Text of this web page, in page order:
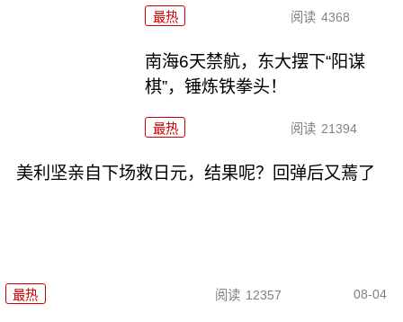
最热 阅读 4368
南海6天禁航，东大摆下“阳谋
棋”，锤炼铁拳头！
最热 阅读 21394
美利坚亲自下场救日元，结果呢？回弹后又蔫了
最热 阅读 12357 08-04